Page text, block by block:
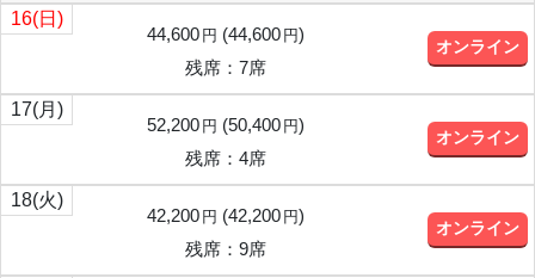
16(日)
44,600 円 (44,600 円)
残席：7席
オンライン
17(月)
52,200 円 (50,400 円)
残席：4席
オンライン
18(火)
42,200 円 (42,200 円)
残席：9席
オンライン